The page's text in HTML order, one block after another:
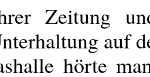
Zeitung
auf
hörte